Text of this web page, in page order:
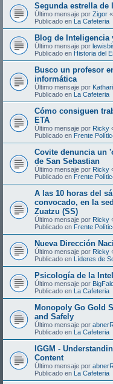
Segunda estrella de
Último mensaje por Zigor «
Publicado en La Cafeteria
Blog de Inteligencia
Último mensaje por
Publicado en Historia del
Busco un profesor
informática
Último mensaje por
Publicado en La Cafeteria
Cómo consiguen
ETA
Último mensaje por Ricky
Publicado en Frente
Covite denuncia un
de San Sebastian
Último mensaje por Ricky
Publicado en Frente
A las 10 horas del
convocado, en la
Zuatzu (SS)
Último mensaje por Ricky
Publicado en Frente
Nueva Dirección
Último mensaje por Ricky
Publicado en Líderes de
Psicología de la
Último mensaje por
Publicado en La Cafeteria
Monopoly Go Gold
and Safely
Último mensaje por
Publicado en La Cafeteria
IGGM -
Content
Último mensaje por
Publicado en La Cafeteria